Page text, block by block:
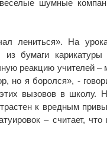
шумные
лениться». На
бумаги
реакцию учителей
но я боролся», -
вызовов в школу.
к вредным
– считает,